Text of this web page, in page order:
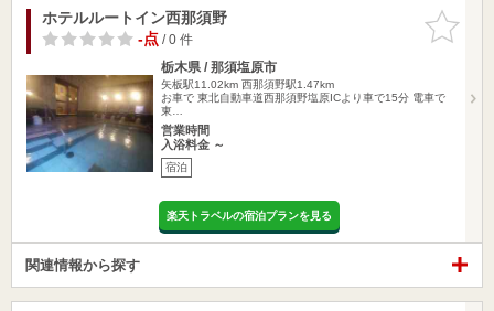
お気に入
りに追加
ホテルルートイン西那須野
-点/ 0 件
栃木県 / 那須塩原市
矢板駅11.02km 西那須野駅1.47km
お車で 東北自動車道西那須野塩原ICより車で15分 電車で
東…
営業時間
入浴料金 ～
宿泊
楽天トラベルの宿泊プランを見る
関連情報から探す